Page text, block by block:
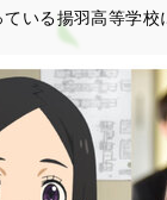
いる揚羽高等学